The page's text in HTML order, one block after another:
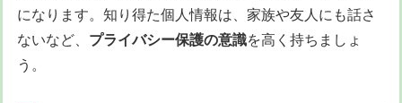
になります。知り得た個人情報は、家族や友人にも話さ
ないなど、 プライバシー保護の意識を高く持ちましょ
う。